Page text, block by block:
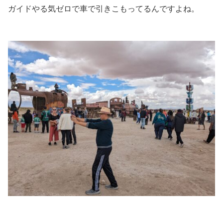
ガイドやる気ゼロで車で引きこもってるんですよね。